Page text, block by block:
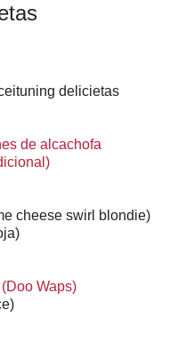
delicietas
de alcachofa
cheese swirl blondie)
Waps)